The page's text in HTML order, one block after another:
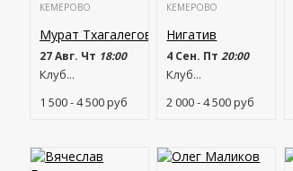
КЕМЕРОВО
Мурат Тхагалегов
27 Авг. Чт 18:00
Клуб...
1 500 - 4 500руб
КЕМЕРОВО
Нигатив
4 Сен. Пт20:00
Клуб...
2 000 - 4 500руб